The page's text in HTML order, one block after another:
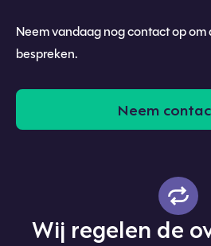
Neem vandaag nog contact op
bespreken.
Neem
Wij regelen de